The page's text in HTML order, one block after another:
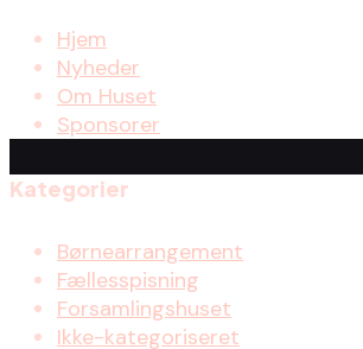
Hjem
Nyheder
Om Huset
Sponsorer
Kategorier
Børnearrangement
Fællesspisning
Forsamlingshuset
Ikke-kategoriseret